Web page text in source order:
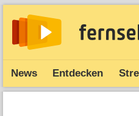
News Entdecken